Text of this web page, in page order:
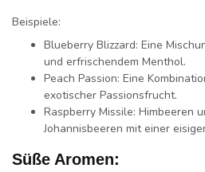
Beispiele:
Blueberry Blizzard: Eine
und erfrischendem Menthol.
Peach Passion: Eine
exotischer Passionsfrucht.
Raspberry Missile: Himbeeren
Johannisbeeren mit einer
Süße Aromen: